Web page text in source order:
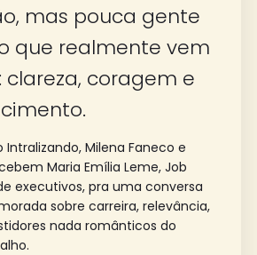
mas pouca gente
que realmente vem
clareza, coragem e
Intralizando, Milena Faneco e
Maria Emília Leme, Job
executivos, pra uma conversa
sobre carreira, relevância,
nada românticos do